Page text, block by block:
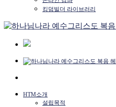
킹덤빌더 라이브러리
HTM소개
설립목적